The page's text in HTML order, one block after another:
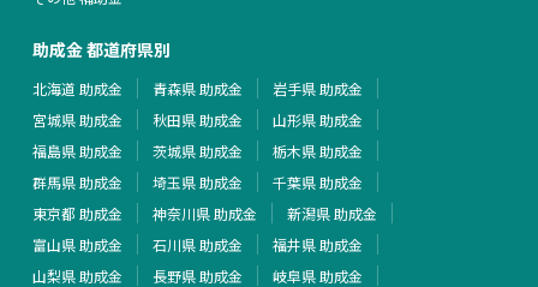
助成金 都道府県別
北海道 助成金 青森県 助成金
岩手県 助成金
宮城県 助成金
秋田県 助成金
山形県 助成金
福島県 助成金
茨城県 助成金
栃木県 助成金
群馬県 助成金
埼玉県 助成金
千葉県 助成金
東京都 助成金
神奈川県 助成金
新潟県 助成金
富山県 助成金
石川県 助成金
福井県 助成金
山梨県 助成金
長野県 助成金
岐阜県 助成金